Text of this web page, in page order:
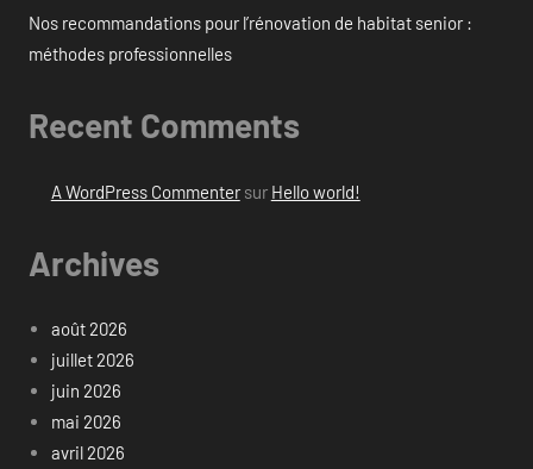
Nos recommandations pour l’rénovation de habitat senior :
méthodes professionnelles
Recent Comments
A WordPress Commentersur Hello world!
Archives
août 2026
juillet 2026
juin 2026
mai 2026
avril 2026